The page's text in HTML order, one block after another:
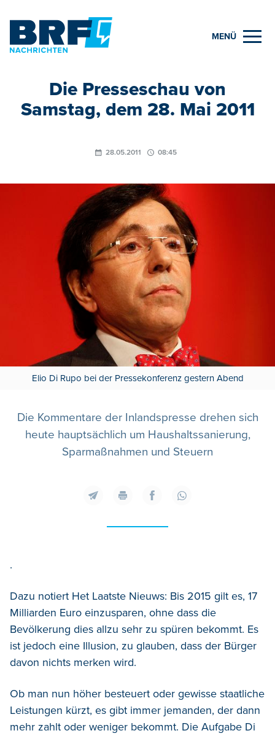
MENÜ
Die Presseschau von
Samstag, dem 28. Mai 2011
28.05.2011 08:45
Elio Di Rupo bei der Pressekonferenz gestern Abend
Die Kommentare der Inlandspresse drehen sich
heute hauptsächlich um Haushaltssanierung,
Sparmaßnahmen und Steuern
.
Dazu notiert Het Laatste Nieuws: Bis 2015 gilt es, 17
Milliarden Euro einzusparen, ohne dass die
Bevölkerung dies allzu sehr zu spüren bekommt. Es
ist jedoch eine Illusion, zu glauben, dass der Bürger
davon nichts merken wird.
Ob man nun höher besteuert oder gewisse staatliche
Leistungen kürzt, es gibt immer jemanden, der dann
mehr zahlt oder weniger bekommt. Die Aufgabe Di